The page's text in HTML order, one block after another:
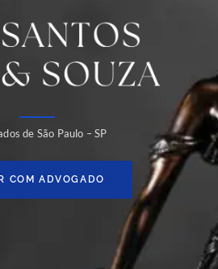
de São Paulo – SP
COM ADVOGADO